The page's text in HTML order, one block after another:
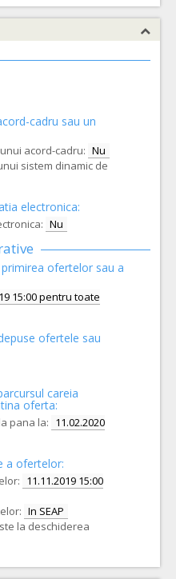
cadru sau un
acord-cadru: Nu
sistem dinamic de
electronica:
Nu
ofertelor sau a
15:00 pentru toate
ofertele sau
careia
oferta:
pana la: 11.02.2020
a ofertelor:
11.11.2019 15:00
In SEAP
la deschiderea